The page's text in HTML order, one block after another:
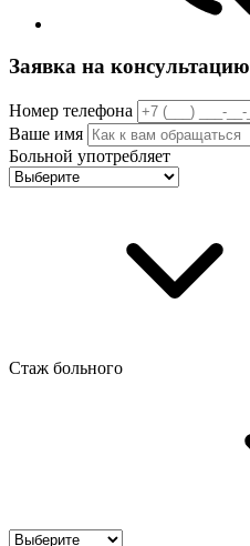
Заявка на консультацию
Номер телефона
Ваше имя
Больной употребляет
Стаж больного